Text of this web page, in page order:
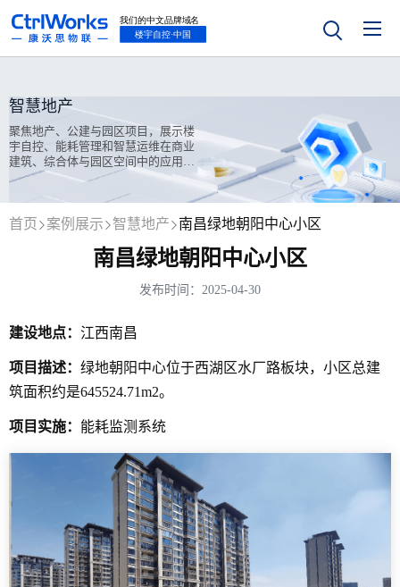
智慧地产
聚焦地产、公建与园区项目，展示楼
宇自控、能耗管理和智慧运维在商业
建筑、综合体与园区空间中的应用实
践。
首页 案例展示 智慧地产 南昌绿地朝阳中心小区
南昌绿地朝阳中心小区
发布时间：2025-04-30
建设地点： 江西南昌
项目描述： 绿地朝阳中心位于西湖区水厂路板块，小区总建
筑面积约是645524.71m2。
项目实施： 能耗监测系统